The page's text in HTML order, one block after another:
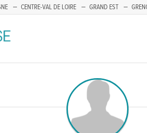
CENTRE-VAL DE LOIRE GRAND EST